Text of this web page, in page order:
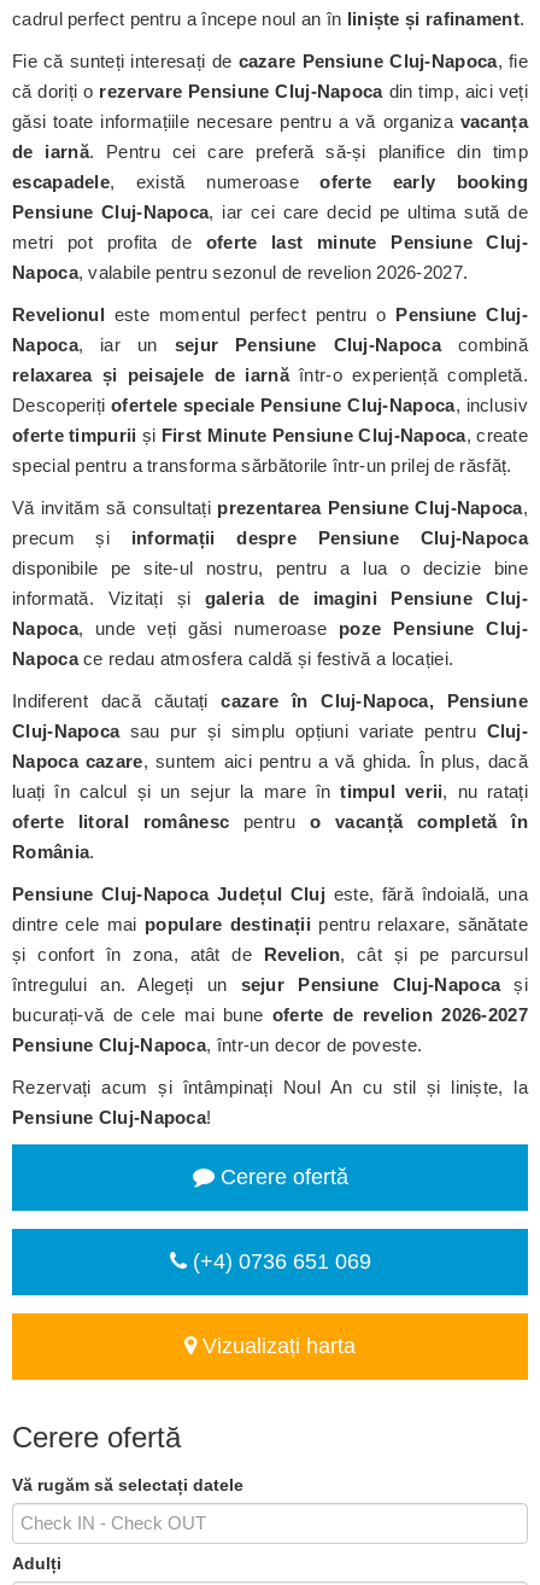
cadrul perfect pentru a începe noul an în liniște și rafinament.
Fie că sunteți interesați de cazare Pensiune Cluj-Napoca, fie
că doriți o rezervare Pensiune Cluj-Napocadin timp, aici veți
găsi toate informațiile necesare pentru a vă organiza vacanța
de iarnă. Pentru cei care preferă să-și planifice din timp
escapadele, există numeroaseoferte early booking
Pensiune Cluj-Napoca, iar cei care decid pe ultima sută de
metri pot profita de oferte last minute Pensiune Cluj-
Napoca, valabile pentru sezonul de revelion 2026-2027.
Revelionul este momentul perfect pentru o Pensiune Cluj-
Napoca, iar un sejur Pensiune Cluj-Napocacombină
relaxarea și peisajele de iarnăîntr-o experiență completă.
Descoperiți ofertele speciale Pensiune Cluj-Napoca, inclusiv
oferte timpurii și First Minute Pensiune Cluj-Napoca, create
special pentru a transforma sărbătorile într-un prilej de răsfăț.
Vă invităm să consultați prezentarea Pensiune Cluj-Napoca,
precum și informații despre Pensiune Cluj-Napoca
disponibile pe site-ul nostru, pentru a lua o decizie bine
informată. Vizitați și galeria de imagini Pensiune Cluj-
Napoca, unde veți găsi numeroase poze Pensiune Cluj-
Napocace redau atmosfera caldă și festivă a locației.
Indiferent dacă căutațicazare în Cluj-Napoca, Pensiune
Cluj-Napocasau pur și simplu opțiuni variate pentru Cluj-
Napoca cazare, suntem aici pentru a vă ghida. În plus, dacă
luați în calcul și un sejur la mare întimpul verii, nu ratați
oferte litoral românesc pentru o vacanță completă în
România.
Pensiune Cluj-Napoca Județul Cluj este, fără îndoială, una
dintre cele mai populare destinații pentru relaxare, sănătate
și confort în zona, atât de Revelion, cât și pe parcursul
întregului an. Alegeți un sejur Pensiune Cluj-Napocași
bucurați-vă de cele mai bune oferte de revelion 2026-2027
Pensiune Cluj-Napoca, într-un decor de poveste.
Rezervați acum și întâmpinați Noul An cu stil și liniște, la
Pensiune Cluj-Napoca!
Cerere ofertă
(+4) 0736 651 069
Vizualizați harta
Cerere ofertă
Vă rugăm să selectați datele
Adulți